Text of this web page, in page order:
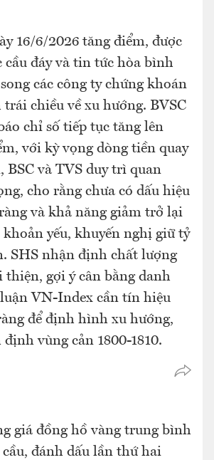
16/6/2026 tăng điểm, được
đáy và tin tức hòa bình
các công ty chứng khoán
chiều về xu hướng. BVSC
chỉ số tiếp tục tăng lên
với kỳ vọng dòng tiền quay
BSC và TVS duy trì quan
cho rằng chưa có dấu hiệu
và khả năng giảm trở lại
yếu, khuyến nghị giữ tỷ
SHS nhận định chất lượng
gợi ý cân bằng danh
VN-Index cần tín hiệu
để định hình xu hướng,
vùng cản 1800-1810.
giá đồng hồ vàng trung bình
đánh dấu lần thứ hai